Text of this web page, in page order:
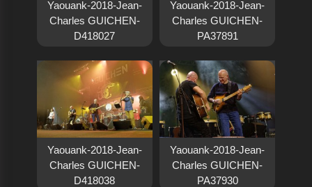
Yaouank-2018-Jean-
Charles GUICHEN-
D418027
Yaouank-2018-Jean-
Charles GUICHEN-
PA37891
Yaouank-2018-Jean-
Charles GUICHEN-
D418038
Yaouank-2018-Jean-
Charles GUICHEN-
PA37930